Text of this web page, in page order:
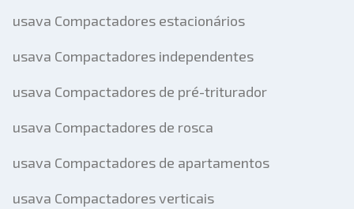
usava Compactadores estacionários
usava Compactadores independentes
usava Compactadores de pré-triturador
usava Compactadores de rosca
usava Compactadores de apartamentos
usava Compactadores verticais